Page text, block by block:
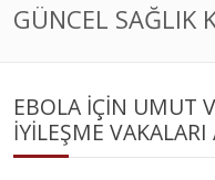
Kariyer
Bize Ulaşın
GÜNCEL SAĞLIK
EBOLA İÇİN UMUT
İYİLEŞME